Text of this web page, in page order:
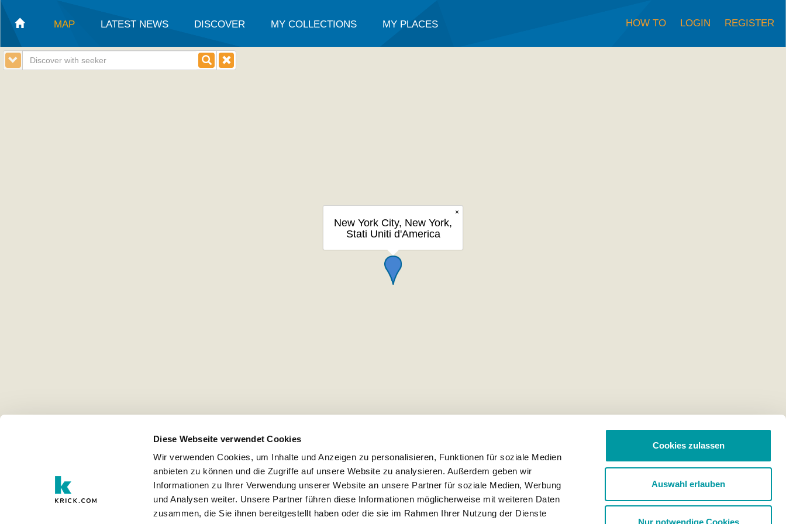
Diese Webseite verwendet Cookies
Wir verwenden Cookies, um Inhalte und Anzeigen zu personalisieren, Funktionen für soziale Medien
anbieten zu können und die Zugriffe auf unsere Website zu analysieren. Außerdem geben wir
Informationen zu Ihrer Verwendung unserer Website an unsere Partner für soziale Medien, Werbung
und Analysen weiter. Unsere Partner führen diese Informationen möglicherweise mit weiteren Daten
zusammen, die Sie ihnen bereitgestellt haben oder die sie im Rahmen Ihrer Nutzung der Dienste
Cookies zulassen
Auswahl erlauben
Nur notwendige Cookies
MAP LATEST NEWS DISCOVER MY COLLECTIONS MY PLACES HOW TO LOGIN REGISTER
×
New York City, New York,
Stati Uniti d'America